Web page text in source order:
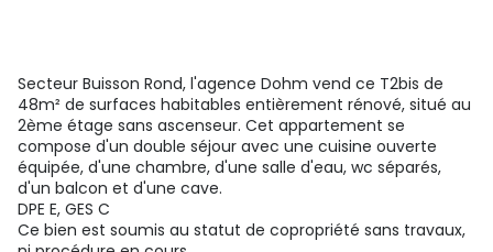
Secteur Buisson Rond, l'agence Dohm vend ce T2bis de
48m² de surfaces habitables entièrement rénové, situé au
2ème étage sans ascenseur. Cet appartement se
compose d'un double séjour avec une cuisine ouverte
équipée, d'une chambre, d'une salle d'eau, wc séparés,
d'un balcon et d'une cave.
DPE E, GES C
Ce bien est soumis au statut de copropriété sans travaux,